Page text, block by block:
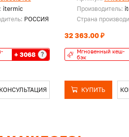
itermic
РОССИЯ
+ 3068 ?
КОНСУЛЬТАЦИЯ
Производитель:
Страна
32 363.00 ₽
Мгновенный кеш-
бэк
КУПИТЬ